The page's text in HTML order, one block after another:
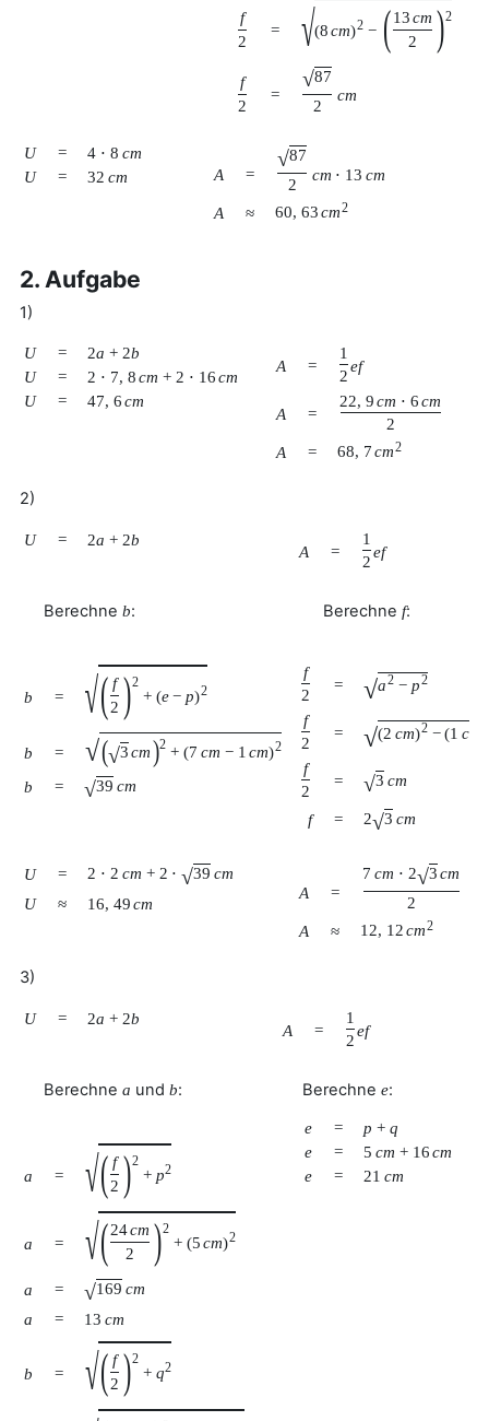
f
2
= √(8 cm)2 − (13 cm
2
)2
f
2
=
√87
2
cm
U = 4 ⋅ 8 cm
U
= 32 cm A =
√87
2
cm ⋅ 13 cm
A ≈ 60, 63cm2
2. Aufgabe
1)
U = 2a + 2b
U
= 2 ⋅ 7, 8cm + 2 ⋅ 16cm
U
= 47, 6cm
A =
1
2
ef
A =
22, 9cm ⋅ 6 cm
2
A
= 68, 7cm2
2)
U = 2a + 2b
A =
1
2
ef
Berechne b:
b = √( f
2 )2
+ (e − p)2
b = √(√3cm)2 + (7 cm − 1 cm)2
b = √39 cm
Berechne f:
f
2
= √a2 − p2
f
2
= √(2 cm)2 − (1 cm
f
2
= √3 cm
f = 2√3 cm
U = 2 ⋅ 2 cm + 2 ⋅ √39 cm
U
≈ 16, 49cm
A =
7 cm ⋅ 2√3cm
2
A
≈ 12, 12cm2
3)
U = 2a + 2b
A =
1
2
ef
Berechne a und b:
a = √( f
2 )2
+ p2
a = √(24cm
2
)2
+ (5 cm)2
a = √169 cm
a
= 13 cm
b = √( f
2 )2
+ q2
Berechne e:
e = p + q
e
= 5 cm + 16cm
e
= 21 cm